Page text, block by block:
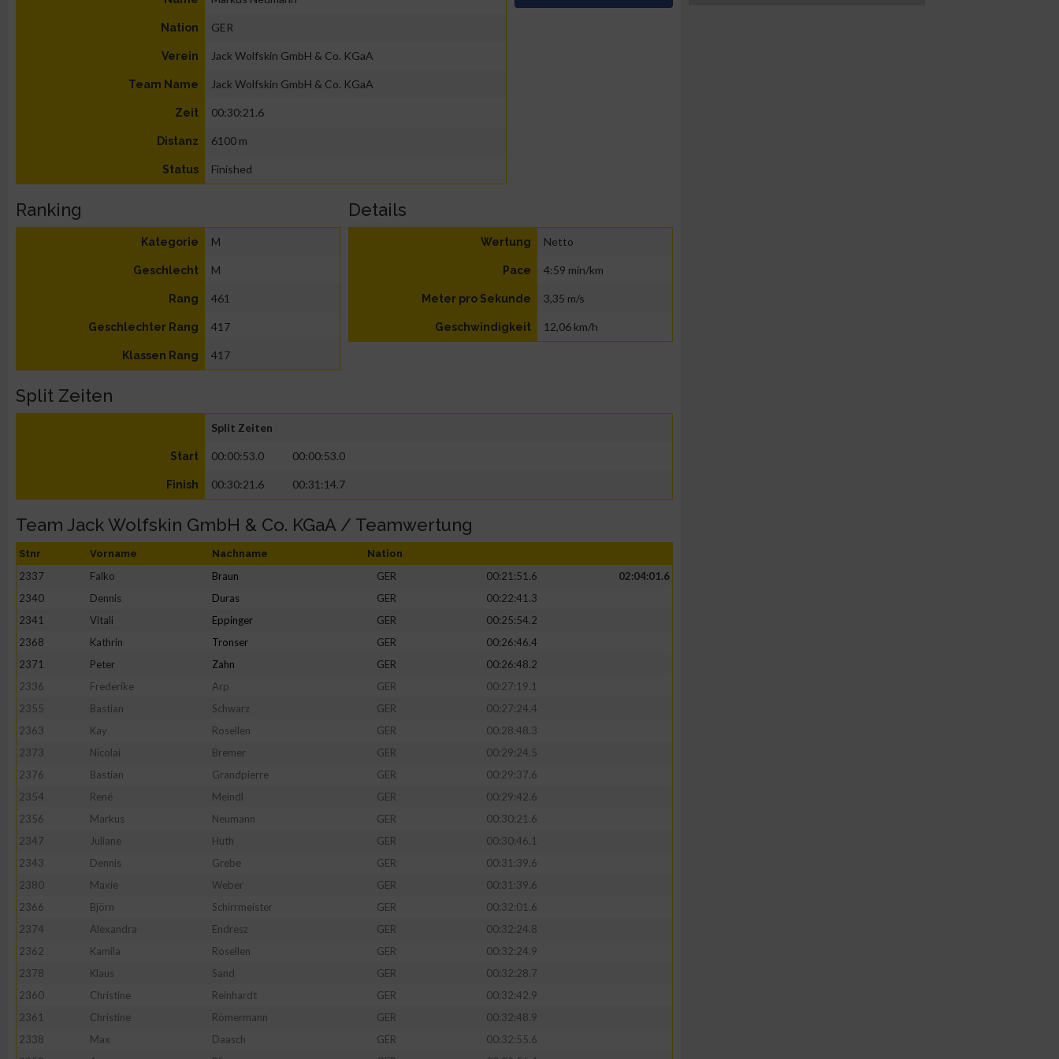
Nation GER
Verein Jack Wolfskin GmbH & Co. KGaA
Team Name Jack Wolfskin GmbH & Co. KGaA
Zeit 00:30:21.6
Distanz 6100 m
Status Finished
Ranking
Kategorie M
Geschlecht M
Rang 461
Geschlechter Rang 417
Klassen Rang 417
Details
Wertung Netto
Pace 4:59 min/km
Meter pro Sekunde 3,35 m/s
Geschwindigkeit 12,06 km/h
Split Zeiten
Split Zeiten
Start 00:00:53.0 00:00:53.0
Finish 00:30:21.6 00:31:14.7
Team Jack Wolfskin GmbH & Co. KGaA / Teamwertung
Stnr Vorname Nachname Nation
2337 Falko Braun GER 00:21:51.6
02:04:01.6
2340
Dennis Duras GER
00:22:41.3
2341
Vitali Eppinger GER
00:25:54.2
2368
Kathrin Tronser GER
00:26:46.4
2371
Peter Zahn GER
00:26:48.2
2336
Frederike Arp GER
00:27:19.1
2355
Bastian Schwarz GER
00:27:24.4
2363
Kay Rosellen GER
00:28:48.3
2373
Nicolai Bremer GER
00:29:24.5
2376
Bastian Grandpierre GER
00:29:37.6
2354
René Meindl GER
00:29:42.6
2356
Markus Neumann GER
00:30:21.6
2347
Juliane Huth GER
00:30:46.1
2343
Dennis Grebe GER
00:31:39.6
2380
Maxie Weber GER
00:31:39.6
2366
Björn Schirrmeister GER
00:32:01.6
2374
Alexandra Endresz GER
00:32:24.8
2362
Kamila Rosellen GER
00:32:24.9
2378
Klaus Sand GER
00:32:28.7
2360
Christine Reinhardt GER
00:32:42.9
2361
Christine Römermann GER
00:32:48.9
2338
Max Daasch GER
00:32:55.6